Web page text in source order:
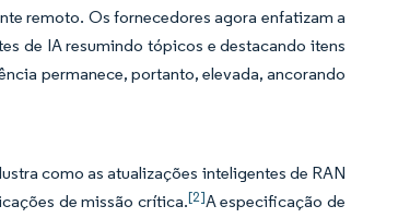
remoto. Os fornecedores agora enfatizam a
de IA resumindo tópicos e destacando itens
permanece, portanto, elevada, ancorando
como as atualizações inteligentes de RAN
de missão crítica.[2]A especificação de